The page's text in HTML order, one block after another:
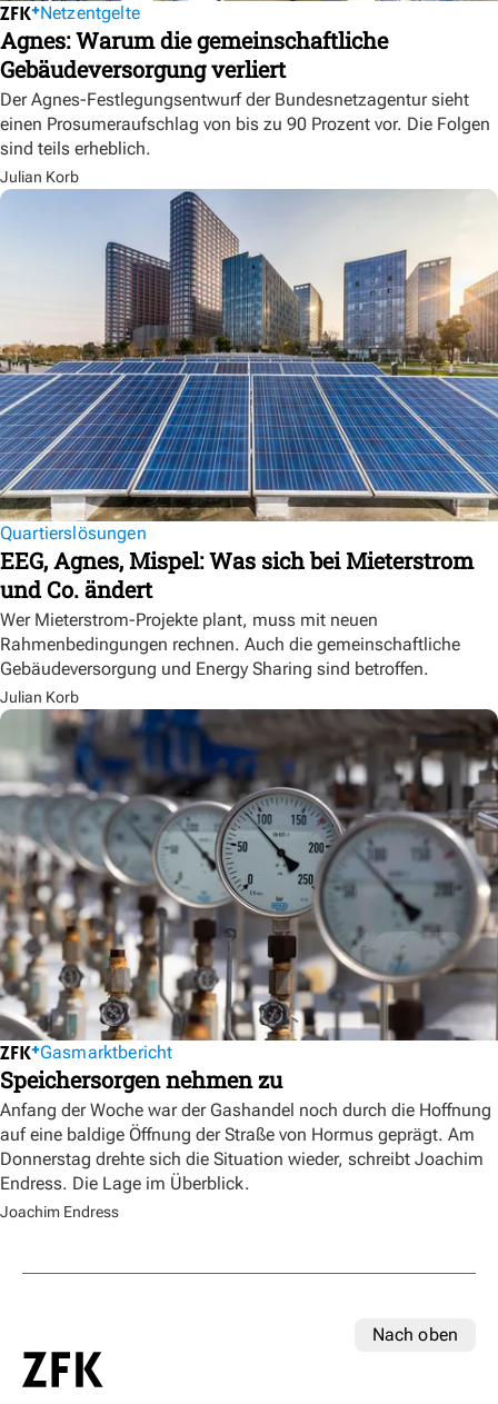
Netzentgelte
Agnes: Warum die gemeinschaftliche
Gebäudeversorgung verliert
Der Agnes-Festlegungsentwurf der Bundesnetzagentur sieht
einen Prosumeraufschlag von bis zu 90 Prozent vor. Die Folgen
sind teils erheblich.
Julian Korb
Quartierslösungen
EEG, Agnes, Mispel: Was sich bei Mieterstrom
und Co. ändert
Wer Mieterstrom-Projekte plant, muss mit neuen
Rahmenbedingungen rechnen. Auch die gemeinschaftliche
Gebäudeversorgung und Energy Sharing sind betroffen.
Julian Korb
Gasmarktbericht
Speichersorgen nehmen zu
Anfang der Woche war der Gashandel noch durch die Hoffnung
auf eine baldige Öffnung der Straße von Hormus geprägt. Am
Donnerstag drehte sich die Situation wieder, schreibt Joachim
Endress. Die Lage im Überblick.
Joachim Endress
Nach oben